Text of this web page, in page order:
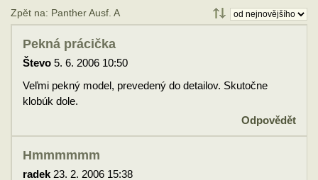
Zpět na: Panther Ausf. A
Pekná prácička
Števo 5. 6. 2006 10:50
Veľmi pekný model, prevedený do detailov. Skutočne
klobúk dole.
Odpovědět
Hmmmmmm
radek 23. 2. 2006 15:38